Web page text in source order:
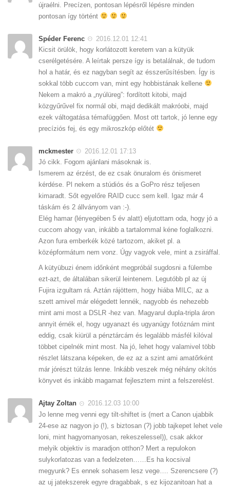
újraélni. Precízen, pontosan lépésről lépésre minden
pontosan így történt
Spéder Ferenc
2016.12.01 12:41
Kicsit örülök, hogy korlátozott keretem van a kütyük
cserélgetésére. A leírtak persze így is betalálnak, de tudom
hol a határ, és ez nagyban segít az ésszerűsítésben. Így is
sokkal több cuccom van, mint egy hobbistának kellene
Nekem a makró a „nyúlüreg”: fordított kitobi, majd
közgyűrűvel fix normál obi, majd dedikált makróobi, majd
ezek váltogatása témafüggően. Most ott tartok, jó lenne egy
precíziós fej, és egy mikroszkóp előtét
mckmester
2016.12.01 17:13
Jó cikk. Fogom ajánlani másoknak is.
Ismerem az érzést, de ez csak önuralom és önismeret
kérdése. Pl nekem a stúdiós és a GoPro rész teljesen
kimaradt. Sőt egyelőre RAID cucc sem kell. Igaz már 4
táskám és 2 állványom van :-).
Elég hamar (lényegében 5 év alatt) eljutottam oda, hogy jó a
cuccom ahogy van, inkább a tartalommal kéne foglalkozni.
Azon fura emberkék közé tartozom, akiket pl. a
középformátum nem vonz. Úgy vagyok vele, mint a zsiráffal.
A kütyübuzi énem időnként megpróbál sugdosni a fülembe
ezt-azt, de általában sikerül leintenem. Legutóbb pl az új
Fujira izgultam rá. Aztán rájöttem, hogy hiába MILC, az a
szett amivel már elégedett lennék, nagyobb és nehezebb
mint ami most a DSLR -hez van. Magyarul dupla-tripla áron
annyit érnék el, hogy ugyanazt és ugyanúgy fotóznám mint
eddig, csak kiürül a pénztárcám és legalább másfél kilóval
többet cipelnék mint most. Na jó, lehet hogy valamivel több
részlet látszana képeken, de ez az a szint ami amatőrként
már jórészt túlzás lenne. Inkább veszek még néhány okítós
könyvet és inkább magamat fejlesztem mint a felszerelést.
Ajtay Zoltan
2016.12.03 10:00
Jo lenne meg venni egy tilt-shiftet is (mert a Canon ujabbik
24-ese az nagyon jo (!), s biztosan (?) jobb tajkepet lehet vele
loni, mint hagyomanyosan, rekeszelessel)), csak akkor
melyik objektiv is maradjon otthon? Mert a repulokon
sulykorlatozas van a fedelzeten……Es ha kocsival
megyunk? Es ennek sohasem lesz vege…. Szerencsere (?)
az uj jatekszerek egyre dragabbak, s ez kijozanitoan hat a